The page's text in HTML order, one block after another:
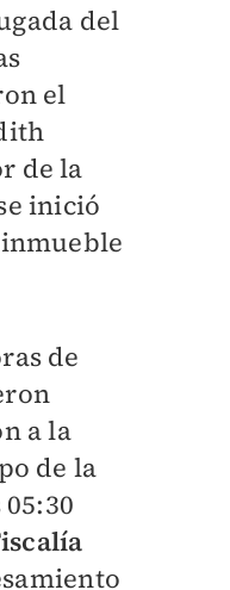
del
el
de la
inició
de
a la
de la